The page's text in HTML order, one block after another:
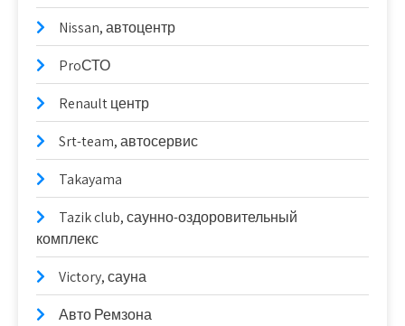
Nissan, автоцентр
ProСТО
Renault центр
Srt-team, автосервис
Takayama
Tazik club, саунно-оздоровительный
комплекс
Victory, сауна
Авто Ремзона